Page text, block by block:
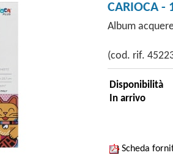
CARIOCA -
Album
(cod. rif.
Disponibilità
In arrivo
Scheda